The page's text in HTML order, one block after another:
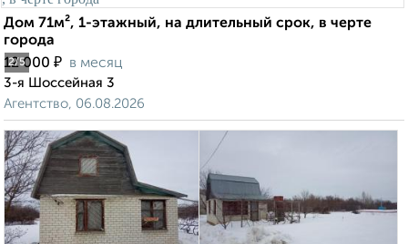
2/5
Дом 71м², 1-этажный, на длительный срок, в черте
города
12 000 ₽ в месяц
3-я Шоссейная 3
Агентство, 06.08.2026